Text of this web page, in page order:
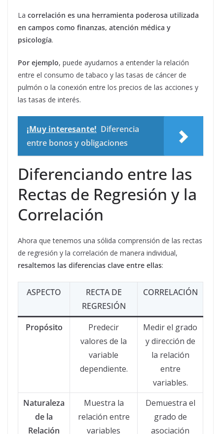
La correlación es una herramienta poderosa utilizada
en campos como finanzas, atención médica y
psicología.
Por ejemplo, puede ayudarnos a entender la relación
entre el consumo de tabaco y las tasas de cáncer de
pulmón o la conexión entre los precios de las acciones y
las tasas de interés.
¡Muy interesante! Diferencia
entre bonos y obligaciones
Diferenciando entre las
Rectas de Regresión y la
Correlación
Ahora que tenemos una sólida comprensión de las rectas
de regresión y la correlación de manera individual,
resaltemos las diferencias clave entre ellas:
ASPECTO
RECTA DE
REGRESIÓN
CORRELACIÓN
Propósito
Predecir
valores de la
variable
dependiente.
Medir el grado
y dirección de
la relación
entre
variables.
Naturaleza
de la
Relación
Muestra la
relación entre
variables
Demuestra el
grado de
asociación